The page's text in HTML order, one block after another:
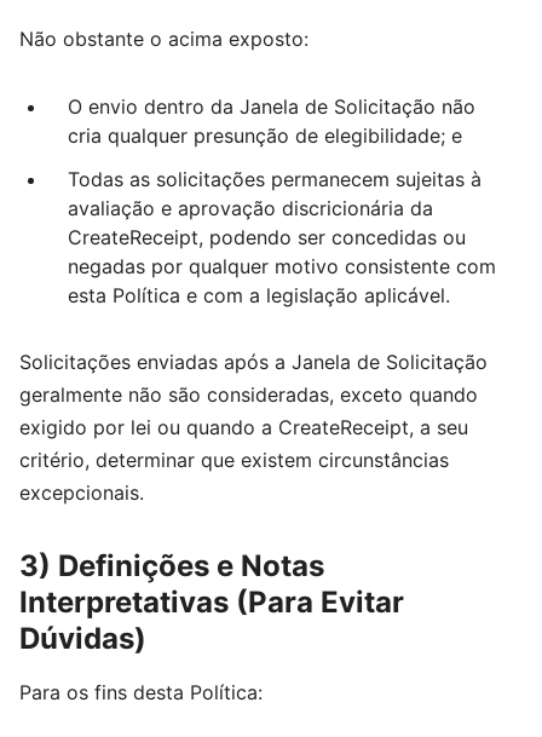
Não obstante o acima exposto:
O envio dentro da Janela de Solicitação não
cria qualquer presunção de elegibilidade; e
Todas as solicitações permanecem sujeitas à
avaliação e aprovação discricionária da
CreateReceipt, podendo ser concedidas ou
negadas por qualquer motivo consistente com
esta Política e com a legislação aplicável.
Solicitações enviadas após a Janela de Solicitação
geralmente não são consideradas, exceto quando
exigido por lei ou quando a CreateReceipt, a seu
critério, determinar que existem circunstâncias
excepcionais.
3) Definições e Notas
Interpretativas (Para Evitar
Dúvidas)
Para os fins desta Política: